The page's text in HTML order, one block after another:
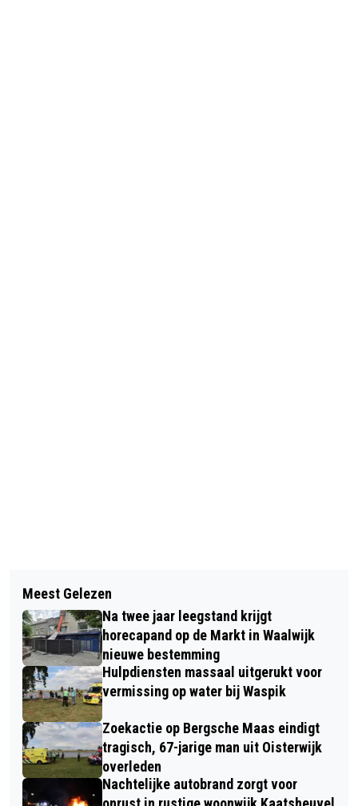
VERDACHTE OPGEPAKT NA
STEEKPARTIJ OP VAKANTIEPARK IN
KAATSHEUVEL
PRO PATRIA-TURNSTERS STERK IN
TEAMFINALE NIVEAU 7 IN DRUNEN
Meest Gelezen
Na twee jaar leegstand krijgt
horecapand op de Markt in Waalwijk
nieuwe bestemming
Hulpdiensten massaal uitgerukt voor
vermissing op water bij Waspik
Zoekactie op Bergsche Maas eindigt
tragisch, 67-jarige man uit Oisterwijk
overleden
Nachtelijke autobrand zorgt voor